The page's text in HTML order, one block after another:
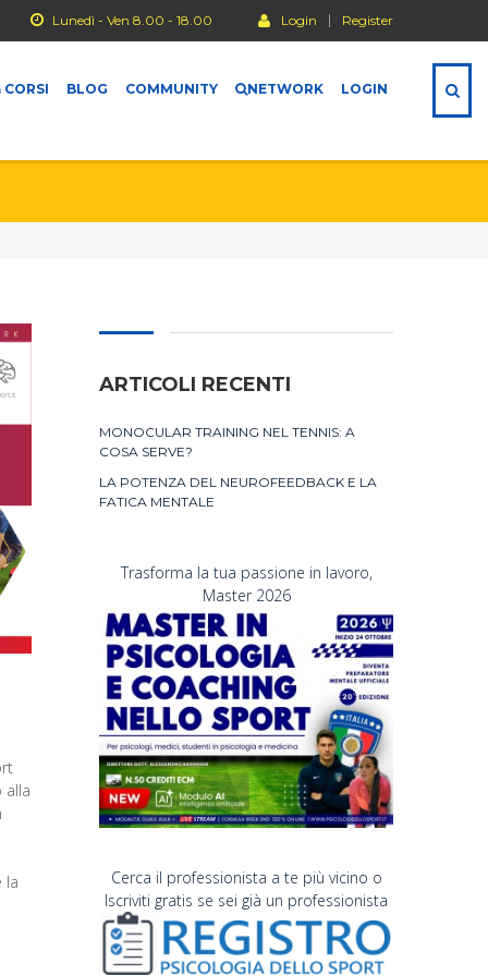
Login Register
Lunedì - Ven 8.00 - 18.00
CORSI BLOG COMMUNITY NETWORK LOGIN
alla
la
ARTICOLI RECENTI
MONOCULAR TRAINING NEL TENNIS: A
COSA SERVE?
LA POTENZA DEL NEUROFEEDBACK E LA
FATICA MENTALE
Trasforma la tua passione in lavoro,
Master 2026
Cerca il professionista a te più vicino o
Iscriviti gratis se sei già un professionista